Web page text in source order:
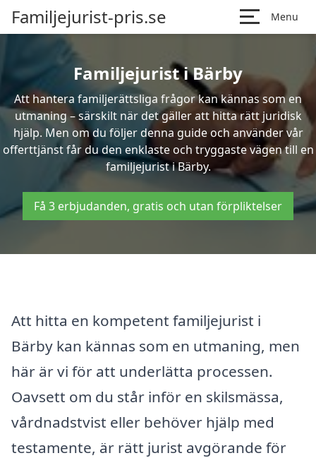
Familjejurist-pris.se Menu
Familjejurist i Bärby
Att hantera familjerättsliga frågor kan kännas som en
utmaning – särskilt när det gäller att hitta rätt juridisk
hjälp. Men om du följer denna guide och använder vår
offerttjänst får du den enklaste och tryggaste vägen till en
familjejurist i Bärby.
Få 3 erbjudanden, gratis och utan förpliktelser
Att hitta en kompetent familjejurist i
Bärby kan kännas som en utmaning, men
här är vi för att underlätta processen.
Oavsett om du står inför en skilsmässa,
vårdnadstvist eller behöver hjälp med
testamente, är rätt jurist avgörande för